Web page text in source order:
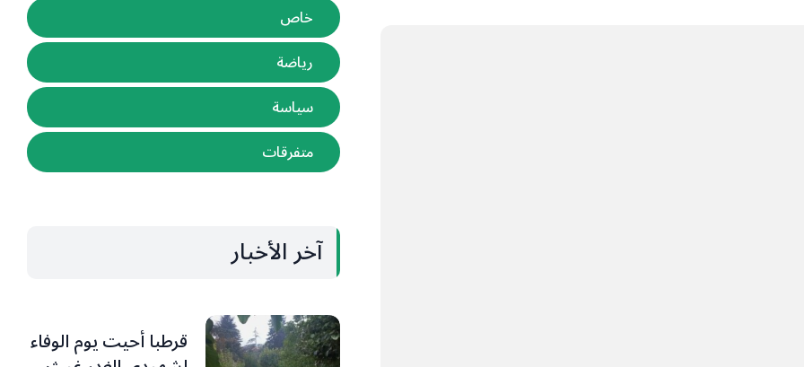
خاص
رياضة
سياسة
متفرقات
آخر الأخبار
قرطبا أحيت يوم الوفاء